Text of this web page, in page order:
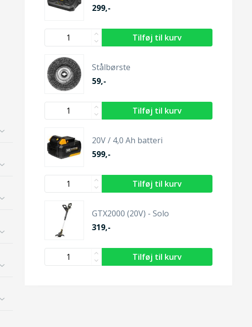
299,-
Stålbørste
59,-
20V / 4,0 Ah batteri
599,-
GTX2000 (20V) - Solo
319,-